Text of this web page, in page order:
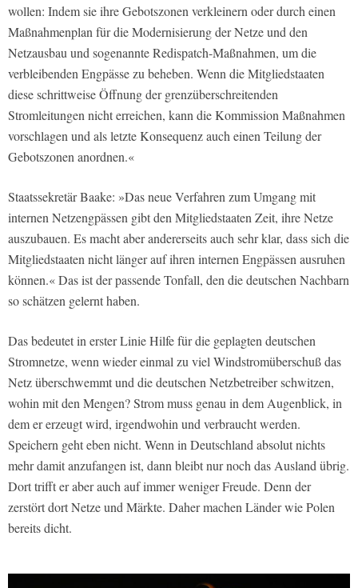
wollen: Indem sie ihre Gebotszonen verkleinern oder durch einen
Maßnahmenplan für die Modernisierung der Netze und den
Netzausbau und sogenannte Redispatch-Maßnahmen, um die
verbleibenden Engpässe zu beheben. Wenn die Mitgliedstaaten
diese schrittweise Öffnung der grenzüberschreitenden
Stromleitungen nicht erreichen, kann die Kommission Maßnahmen
vorschlagen und als letzte Konsequenz auch einen Teilung der
Gebotszonen anordnen.«
Staatssekretär Baake: »Das neue Verfahren zum Umgang mit
internen Netzengpässen gibt den Mitgliedstaaten Zeit, ihre Netze
auszubauen. Es macht aber andererseits auch sehr klar, dass sich die
Mitgliedstaaten nicht länger auf ihren internen Engpässen ausruhen
können.« Das ist der passende Tonfall, den die deutschen Nachbarn
so schätzen gelernt haben.
Das bedeutet in erster Linie Hilfe für die geplagten deutschen
Stromnetze, wenn wieder einmal zu viel Windstromüberschuß das
Netz überschwemmt und die deutschen Netzbetreiber schwitzen,
wohin mit den Mengen? Strom muss genau in dem Augenblick, in
dem er erzeugt wird, irgendwohin und verbraucht werden.
Speichern geht eben nicht. Wenn in Deutschland absolut nichts
mehr damit anzufangen ist, dann bleibt nur noch das Ausland übrig.
Dort trifft er aber auch auf immer weniger Freude. Denn der
zerstört dort Netze und Märkte. Daher machen Länder wie Polen
bereits dicht.